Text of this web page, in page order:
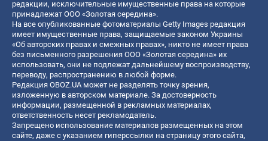
редакции, исключительные имущественные права на которые
принадлежат ООО «Золотая середина».
На все опубликованные фотоматериалы Getty Images редакция
имеет имущественные права, защищаемые законом Украины
«Об авторских правах и смежных правах», никто не имеет права
без письменного разрешения ООО «Золотая середина» их
использовать, они не подлежат дальнейшему воспроизводству,
переводу, распространению в любой форме.
Редакция OBOZ.UA может не разделять точку зрения,
изложенную в авторском материале. За достоверность
информации, размещенной в рекламных материалах,
ответственность несет рекламодатель.
Запрещено использование материалов размещенных на этом
сайте, даже с указанием гиперссылки на страницу этого сайта,